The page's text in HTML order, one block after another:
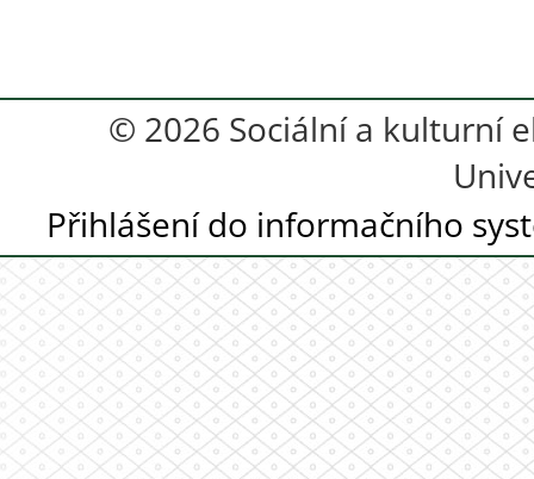
© 2026 Sociální a kulturní
Přihlášení do informačního